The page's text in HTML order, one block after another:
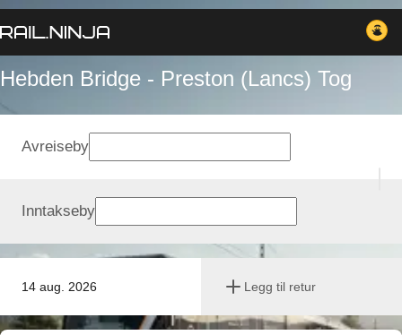
Hebden Bridge - Preston (Lancs) Tog
14 aug. 2026 Legg til retur
Avreiseby
Inntakseby